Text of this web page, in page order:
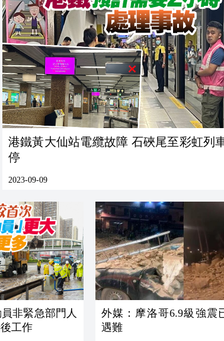
港鐵黃大仙站電纜故障 石硤尾至彩虹列
停
2023-09-09
非緊急部門人
工作
外媒：摩洛哥6.9級強震
遇難